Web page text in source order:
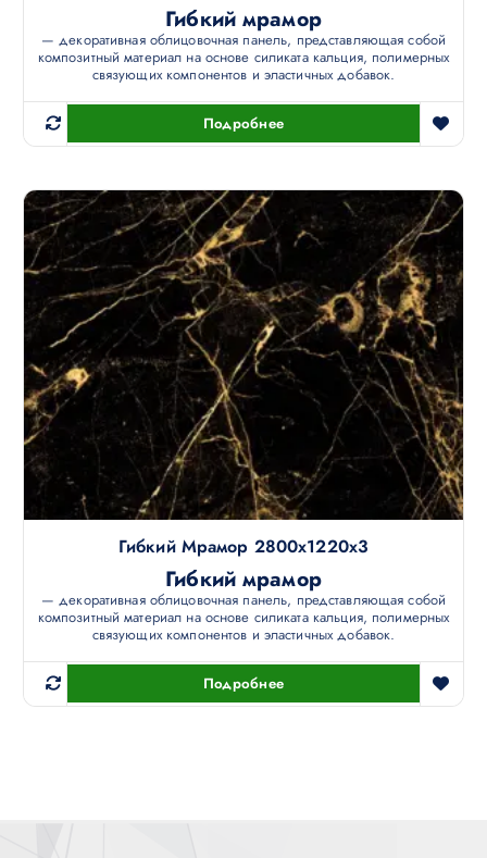
Гибкий мрамор
— декоративная облицовочная панель, представляющая собой
композитный материал на основе силиката кальция, полимерных
связующих компонентов и эластичных добавок.
Подробнее
Гибкий Мрамор 2800х1220х3
Гибкий мрамор
— декоративная облицовочная панель, представляющая собой
композитный материал на основе силиката кальция, полимерных
связующих компонентов и эластичных добавок.
Подробнее